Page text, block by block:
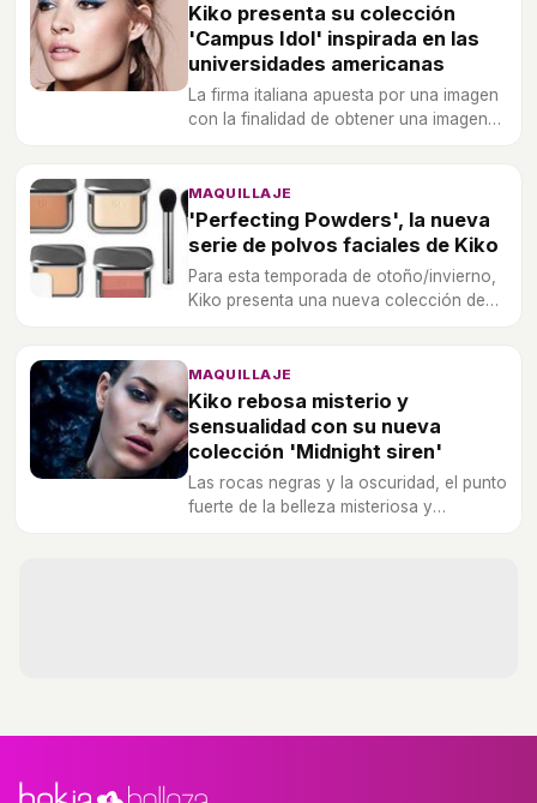
Kiko presenta su colección
'Campus Idol' inspirada en las
universidades americanas
La firma italiana apuesta por una imagen
con la finalidad de obtener una imagen
MAQUILLAJE
'Perfecting Powders', la nueva
serie de polvos faciales de Kiko
Para esta temporada de otoño/invierno,
Kiko presenta una nueva colección de
MAQUILLAJE
Kiko rebosa misterio y
sensualidad con su nueva
colección 'Midnight siren'
Las rocas negras y la oscuridad, el punto
fuerte de la belleza misteriosa y